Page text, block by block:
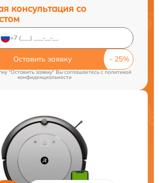
консультация со
Оставить заявку
"Оставить заявку" Вы соглашаетесь cполитикой
конфиденциальности